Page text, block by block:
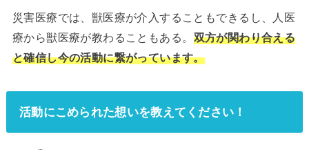
災害医療では、獣医療が介入することもできるし、人医
療から獣医療が教わることもある。 双方が関わり合える
と確信し今の活動に繋がっています。
活動にこめられた想いを教えてください！